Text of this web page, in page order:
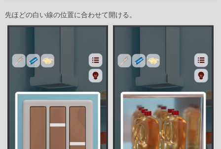
先ほどの白い線の位置に合わせて開ける。